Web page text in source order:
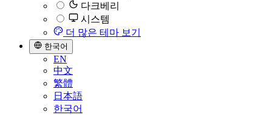
다크베리
시스템
더 많은 테마 보기
한국어
EN
中文
繁體
日本語
한국어